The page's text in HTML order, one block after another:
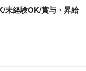
未経験OK/賞与・昇給